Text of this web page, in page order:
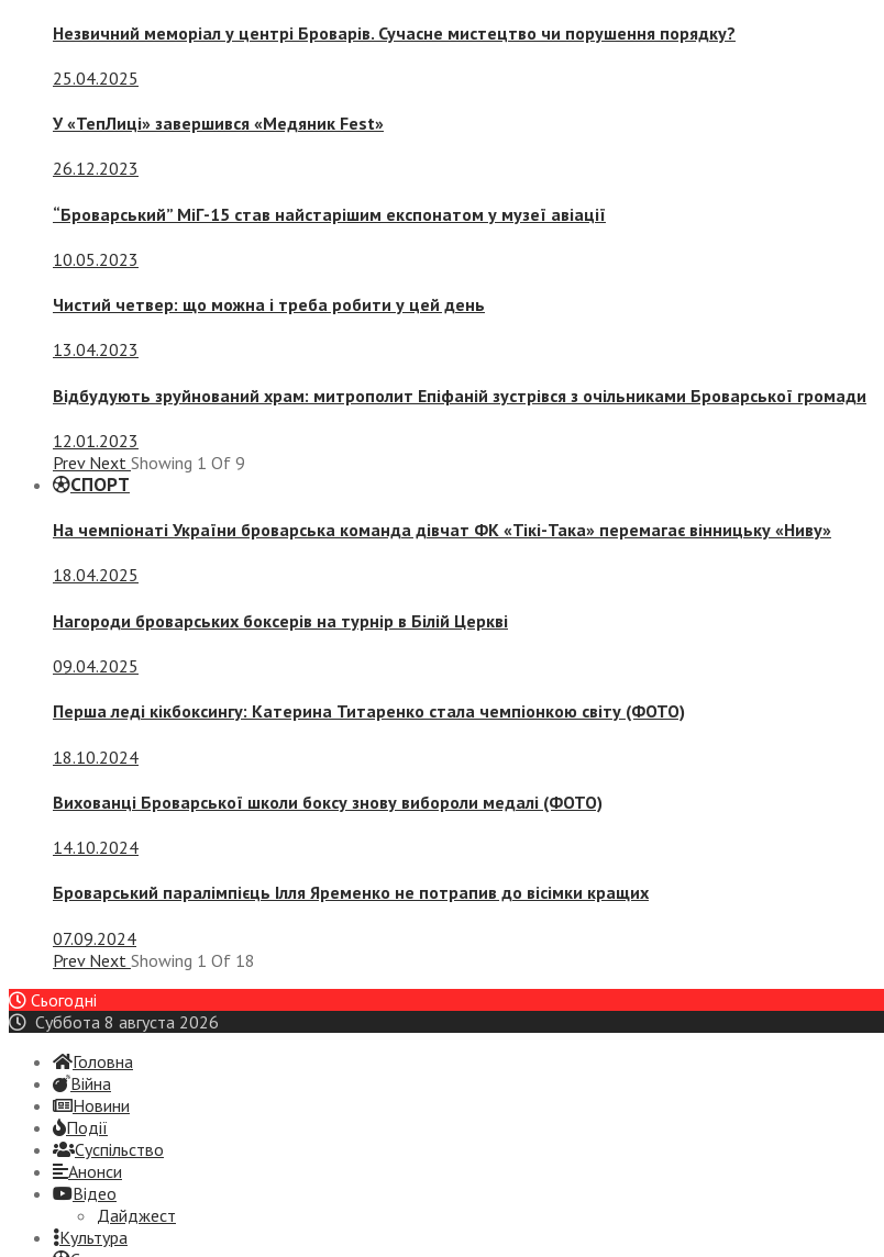
Незвичний меморіал у центрі Броварів. Сучасне мистецтво чи порушення порядку?
25.04.2025
У «ТепЛиці» завершився «Медяник Fest»
26.12.2023
“Броварський” МіГ-15 став найстарішим експонатом у музеї авіації
10.05.2023
Чистий четвер: що можна і треба робити у цей день
13.04.2023
Відбудують зруйнований храм: митрополит Епіфаній зустрівся з очільниками Броварської громади
12.01.2023
Prev Next Showing 1 Of 9
СПОРТ
На чемпіонаті України броварська команда дівчат ФК «Тікі-Така» перемагає вінницьку «Ниву»
18.04.2025
Нагороди броварських боксерів на турнір в Білій Церкві
09.04.2025
Перша леді кікбоксингу: Катерина Титаренко стала чемпіонкою світу (ФОТО)
18.10.2024
Вихованці Броварської школи боксу знову вибороли медалі (ФОТО)
14.10.2024
Броварський паралімпієць Ілля Яременко не потрапив до вісімки кращих
07.09.2024
Prev Next Showing 1 Of 18
Сьогодні
Суббота 8 августа 2026
Головна
Війна
Новини
Події
Суспiльство
Анонси
Відео
Дайджест
Культура